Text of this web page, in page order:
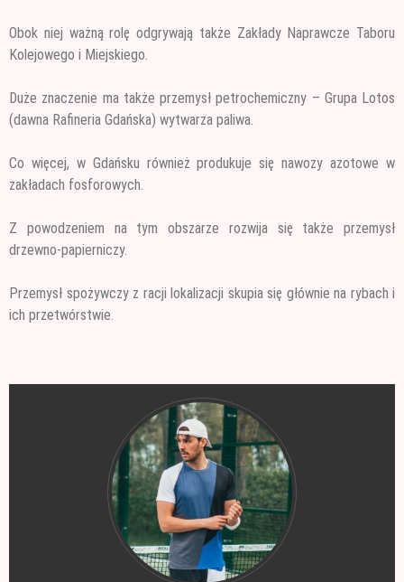
Obok niej ważną rolę odgrywają także Zakłady Naprawcze Taboru
Kolejowego i Miejskiego.
Duże znaczenie ma także przemysł petrochemiczny – Grupa Lotos
(dawna Rafineria Gdańska) wytwarza paliwa.
Co więcej, w Gdańsku również produkuje się nawozy azotowe w
zakładach fosforowych.
Z powodzeniem na tym obszarze rozwija się także przemysł
drzewno-papierniczy.
Przemysł spożywczy z racji lokalizacji skupia się głównie na rybach i
ich przetwórstwie.